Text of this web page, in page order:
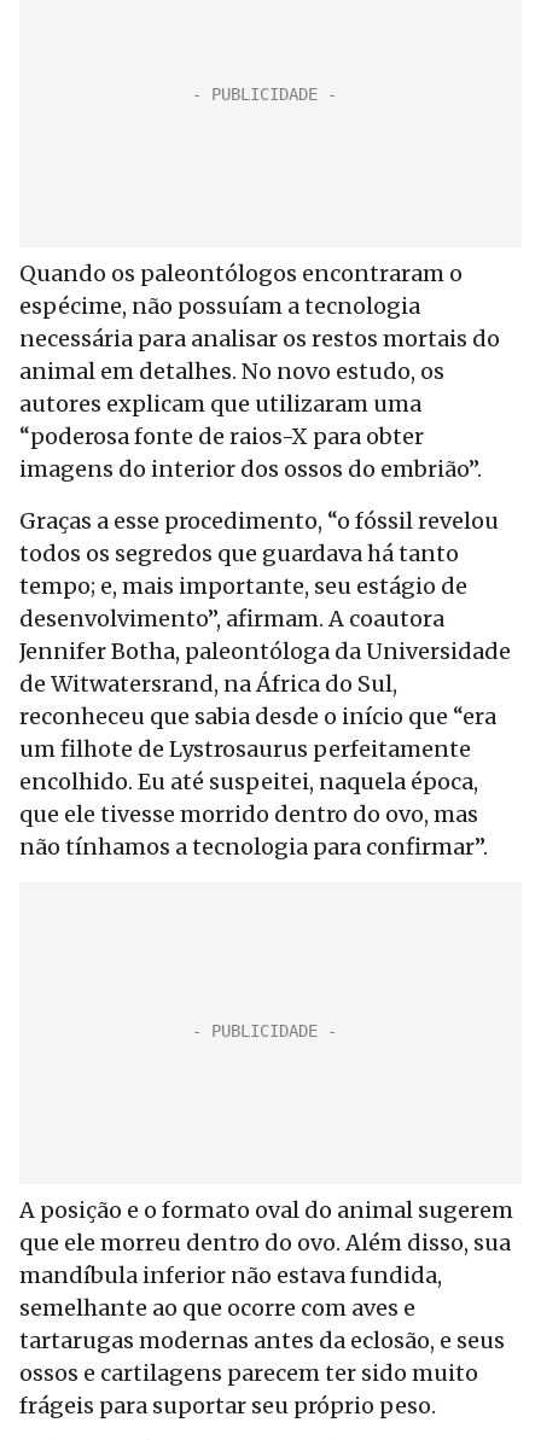
Quando os paleontólogos encontraram o
espécime, não possuíam a tecnologia
necessária para analisar os restos mortais do
animal em detalhes. No novo estudo, os
autores explicam que utilizaram uma
“poderosa fonte de raios-X para obter
imagens do interior dos ossos do embrião”.
Graças a esse procedimento, “o fóssil revelou
todos os segredos que guardava há tanto
tempo; e, mais importante, seu estágio de
desenvolvimento”, afirmam. A coautora
Jennifer Botha, paleontóloga da Universidade
de Witwatersrand, na África do Sul,
reconheceu que sabia desde o início que “era
um filhote de Lystrosaurus perfeitamente
encolhido. Eu até suspeitei, naquela época,
que ele tivesse morrido dentro do ovo, mas
não tínhamos a tecnologia para confirmar”.
A posição e o formato oval do animal sugerem
que ele morreu dentro do ovo. Além disso, sua
mandíbula inferior não estava fundida,
semelhante ao que ocorre com aves e
tartarugas modernas antes da eclosão, e seus
ossos e cartilagens parecem ter sido muito
frágeis para suportar seu próprio peso.